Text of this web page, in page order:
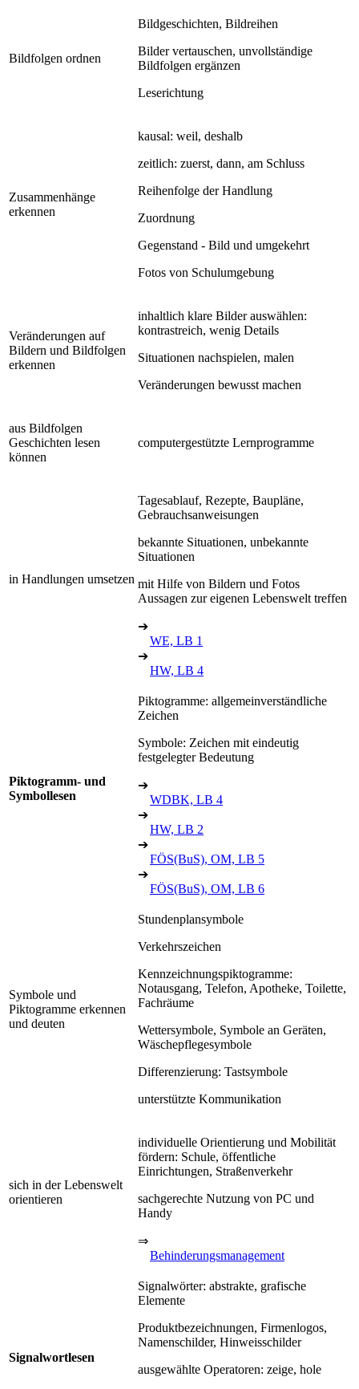
Bildfolgen ordnen
Bildgeschichten, Bildreihen
Bilder vertauschen, unvollständige
Bildfolgen ergänzen
Leserichtung
Zusammenhänge
erkennen
kausal: weil, deshalb
zeitlich: zuerst, dann, am Schluss
Reihenfolge der Handlung
Zuordnung
Gegenstand - Bild und umgekehrt
Fotos von Schulumgebung
Veränderungen auf
Bildern und Bildfolgen
erkennen
inhaltlich klare Bilder auswählen:
kontrastreich, wenig Details
Situationen nachspielen, malen
Veränderungen bewusst machen
aus Bildfolgen
Geschichten lesen
können
computergestützte Lernprogramme
in Handlungen umsetzen
Tagesablauf, Rezepte, Baupläne,
Gebrauchsanweisungen
bekannte Situationen, unbekannte
Situationen
mit Hilfe von Bildern und Fotos
Aussagen zur eigenen Lebenswelt treffen
➔
WE, LB 1
➔
HW, LB 4
Piktogramm- und
Symbollesen
Piktogramme: allgemeinverständliche
Zeichen
Symbole: Zeichen mit eindeutig
festgelegter Bedeutung
➔
WDBK, LB 4
➔
HW, LB 2
➔
FÖS(BuS), OM, LB 5
➔
FÖS(BuS), OM, LB 6
Symbole und
Piktogramme erkennen
und deuten
Stundenplansymbole
Verkehrszeichen
Kennzeichnungspiktogramme:
Notausgang, Telefon, Apotheke, Toilette,
Fachräume
Wettersymbole, Symbole an Geräten,
Wäschepflegesymbole
Differenzierung: Tastsymbole
unterstützte Kommunikation
sich in der Lebenswelt
orientieren
individuelle Orientierung und Mobilität
fördern: Schule, öffentliche
Einrichtungen, Straßenverkehr
sachgerechte Nutzung von PC und
Handy
⇒
Behinderungsmanagement
Signalwortlesen
Signalwörter: abstrakte, grafische
Elemente
Produktbezeichnungen, Firmenlogos,
Namenschilder, Hinweisschilder
ausgewählte Operatoren: zeige, hole